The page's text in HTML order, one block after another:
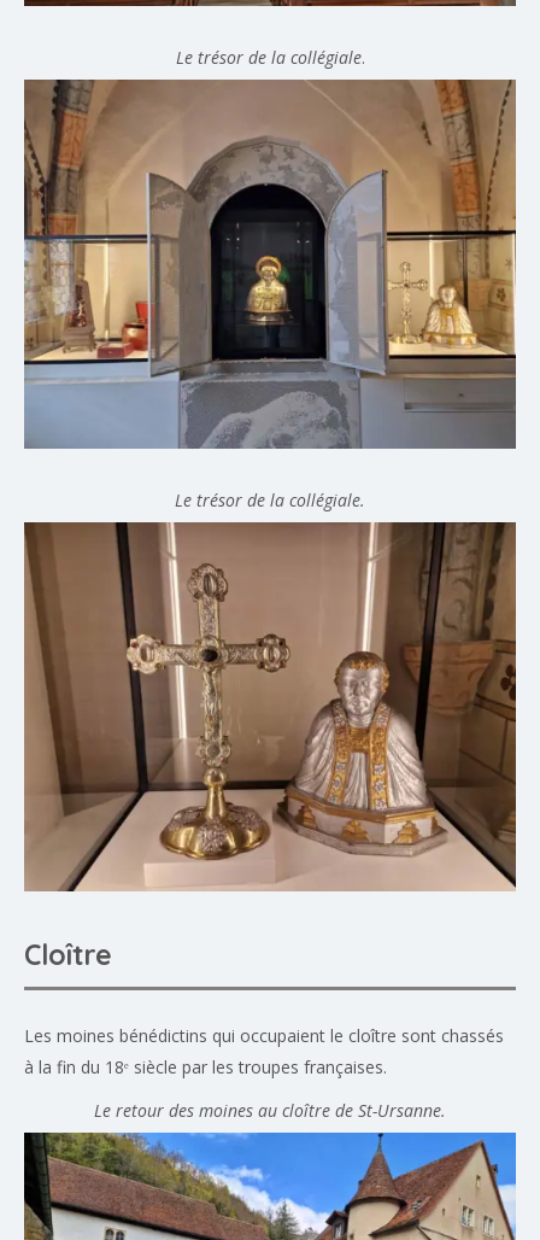
Le trésor de la collégiale.
Le trésor de la collégiale.
Cloître
Les moines bénédictins qui occupaient le cloître sont chassés
à la fin du 18ᵉ siècle par les troupes françaises.
Le retour des moines au cloître de St-Ursanne.